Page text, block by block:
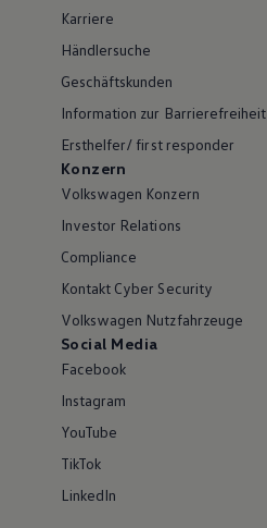
Karriere
Händlersuche
Geschäftskunden
Information zur Barrierefreiheit
Ersthelfer/ first responder
Konzern
Volkswagen Konzern
Investor Relations
Compliance
Kontakt Cyber Security
Volkswagen Nutzfahrzeuge
Social Media
Facebook
Instagram
YouTube
TikTok
LinkedIn